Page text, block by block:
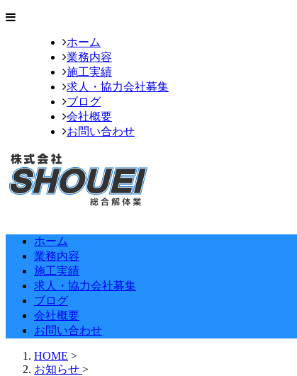
ホーム
業務内容
施工実績
求人・協力会社募集
ブログ
会社概要
お問い合わせ
ホーム
業務内容
施工実績
求人・協力会社募集
ブログ
会社概要
お問い合わせ
HOME >
お知らせ >